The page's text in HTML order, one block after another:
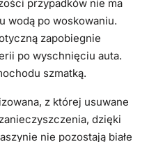
przypadków nie ma
wodą po woskowaniu.
zapobiegnie
po wyschnięciu auta.
szmatką.
z której usuwane
dzięki
nie pozostają białe